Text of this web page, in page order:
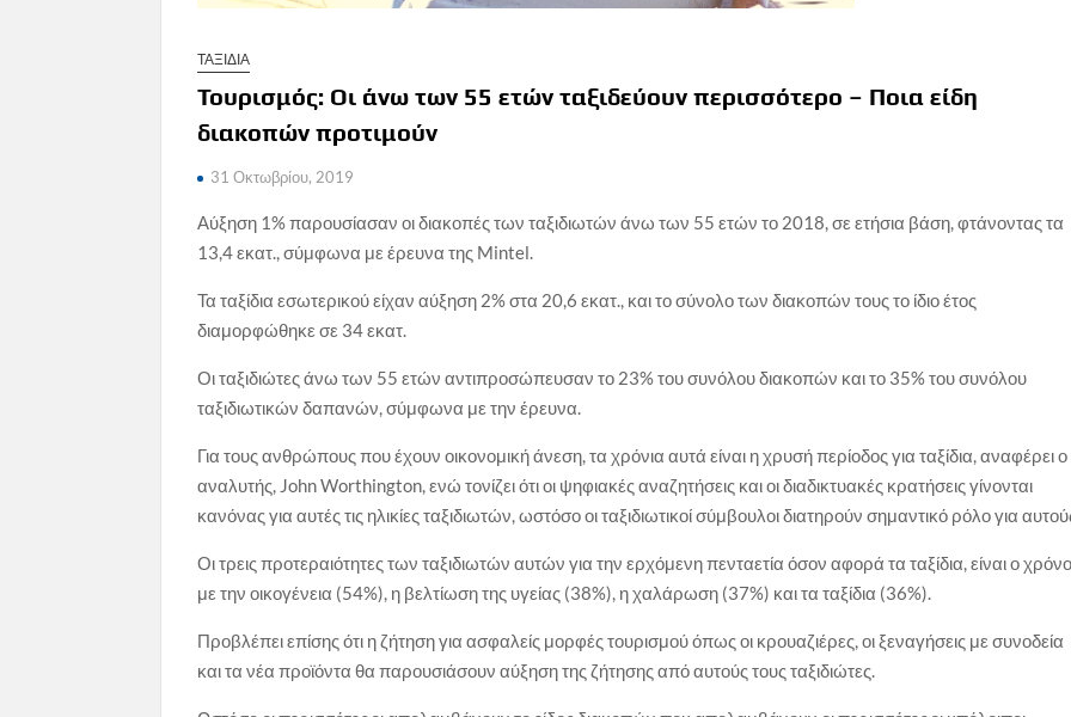
ΤΑΞΙΔΙΑ
Τουρισμός: Οι άνω των 55 ετών ταξιδεύουν περισσότερο – Ποια είδη
διακοπών προτιμούν
31 Οκτωβρίου, 2019
Αύξηση 1% παρουσίασαν οι διακοπές των ταξιδιωτών άνω των 55 ετών το 2018, σε ετήσια βάση, φτάνοντας τα
13,4 εκατ., σύμφωνα με έρευνα της Mintel.
Τα ταξίδια εσωτερικού είχαν αύξηση 2% στα 20,6 εκατ., και το σύνολο των διακοπών τους το ίδιο έτος
διαμορφώθηκε σε 34 εκατ.
Οι ταξιδιώτες άνω των 55 ετών αντιπροσώπευσαν το 23% του συνόλου διακοπών και το 35% του συνόλου
ταξιδιωτικών δαπανών, σύμφωνα με την έρευνα.
Για τους ανθρώπους που έχουν οικονομική άνεση, τα χρόνια αυτά είναι η χρυσή περίοδος για ταξίδια, αναφέρει ο
αναλυτής, John Worthington, ενώ τονίζει ότι οι ψηφιακές αναζητήσεις και οι διαδικτυακές κρατήσεις γίνονται
κανόνας για αυτές τις ηλικίες ταξιδιωτών, ωστόσο οι ταξιδιωτικοί σύμβουλοι διατηρούν σημαντικό ρόλο για
Οι τρεις προτεραιότητες των ταξιδιωτών αυτών για την ερχόμενη πενταετία όσον αφορά τα ταξίδια, είναι ο
με την οικογένεια (54%), η βελτίωση της υγείας (38%), η χαλάρωση (37%) και τα ταξίδια (36%).
Προβλέπει επίσης ότι η ζήτηση για ασφαλείς μορφές τουρισμού όπως οι κρουαζιέρες, οι ξεναγήσεις με συνοδεία
και τα νέα προϊόντα θα παρουσιάσουν αύξηση της ζήτησης από αυτούς τους ταξιδιώτες.